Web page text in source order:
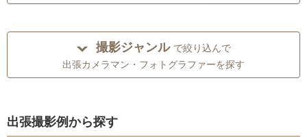
撮影ジャンル で絞り込んで
出張カメラマン・フォトグラファーを探す
出張撮影例から探す